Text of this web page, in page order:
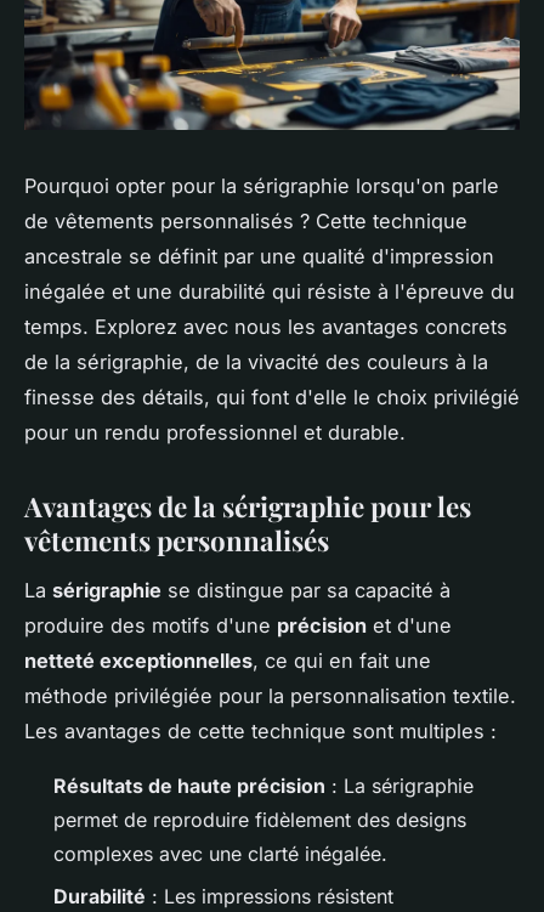
Pourquoi opter pour la sérigraphie lorsqu'on parle
de vêtements personnalisés ? Cette technique
ancestrale se définit par une qualité d'impression
inégalée et une durabilité qui résiste à l'épreuve du
temps. Explorez avec nous les avantages concrets
de la sérigraphie, de la vivacité des couleurs à la
finesse des détails, qui font d'elle le choix privilégié
pour un rendu professionnel et durable.
Avantages de la sérigraphie pour les
vêtements personnalisés
La sérigraphie se distingue par sa capacité à
produire des motifs d'une précision et d'une
netteté exceptionnelles, ce qui en fait une
méthode privilégiée pour la personnalisation textile.
Les avantages de cette technique sont multiples :
Résultats de haute précision : La sérigraphie
permet de reproduire fidèlement des designs
complexes avec une clarté inégalée.
Durabilité : Les impressions résistent